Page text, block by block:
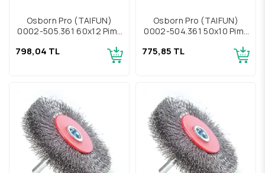
Osborn Pro (TAIFUN)
0002-505.361 60x12 Pimli
798,04 TL
Osborn Pro (TAIFUN)
0002-504.361 50x10 Pimli
775,85 TL